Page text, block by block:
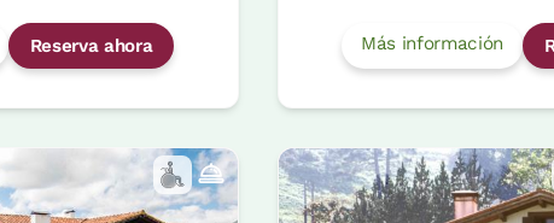
Reserva ahora Más información